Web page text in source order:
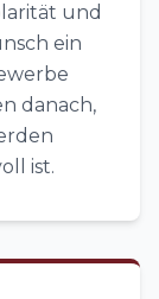
und
ein
danach,
ist.